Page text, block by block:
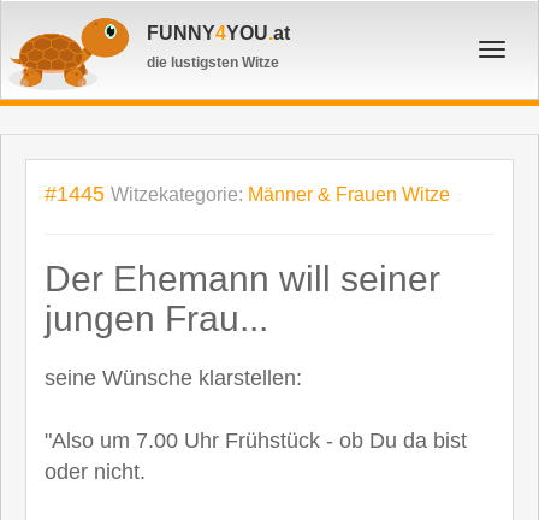
FUNNY4YOU.at
die lustigsten Witze
#1445 Witzekategorie: Männer & Frauen Witze
Der Ehemann will seiner
jungen Frau...
seine Wünsche klarstellen:
"Also um 7.00 Uhr Frühstück - ob Du da bist
oder nicht.